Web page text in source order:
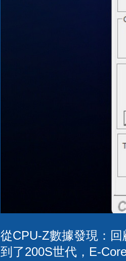
從CPU-Z數據發現：
到了200S世代，E-